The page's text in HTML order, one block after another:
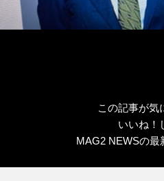
この記事が気
いいね！
MAG2 NEWSの最